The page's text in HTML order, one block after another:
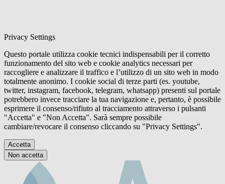
Privacy Settings
Questo portale utilizza cookie tecnici indispensabili per il corretto
funzionamento del sito web e cookie analytics necessari per
raccogliere e analizzare il traffico e l’utilizzo di un sito web in modo
totalmente anonimo. I cookie social di terze parti (es. youtube,
twitter, instagram, facebook, telegram, whatsapp) presenti sul portale
potrebbero invece tracciare la tua navigazione e, pertanto, è possibile
esprimere il consenso/rifiuto al tracciamento attraverso i pulsanti
"Accetta" e "Non Accetta". Sarà sempre possibile
cambiare/revocare il consenso cliccando su "Privacy Settings".
Accetta
Non accetta